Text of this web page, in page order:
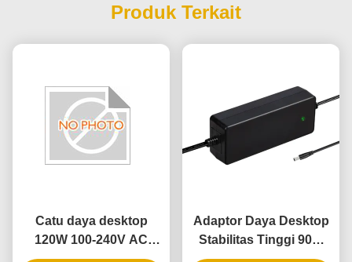
Produk Terkait
Catu daya desktop
120W 100-240V AC
dengan Material PC
Adaptor Daya Desktop
Stabilitas Tinggi 90W
dengan output 9V-48V